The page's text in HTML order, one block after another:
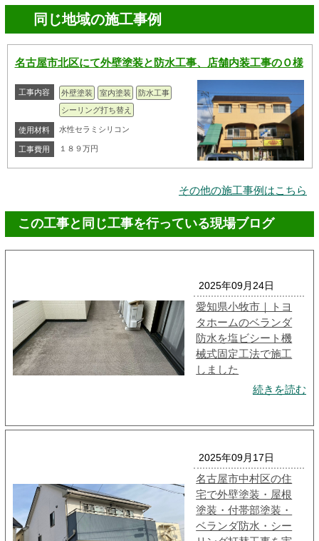
同じ地域の施工事例
名古屋市北区にて外壁塗装と防水工事、店舗内装工事のＯ様
工事内容 外壁塗装 室内塗装
防水工事
シーリング打ち替え
使用材料 水性セラミシリコン
工事費用 １８９万円
その他の施工事例はこちら
この工事と同じ工事を行っている現場ブログ
2025年09月24日
愛知県小牧市｜トヨ
タホームのベランダ
防水を塩ビシート機
械式固定工法で施工
しました
続きを読む
2025年09月17日
名古屋市中村区の住
宅で外壁塗装・屋根
塗装・付帯部塗装・
ベランダ防水・シー